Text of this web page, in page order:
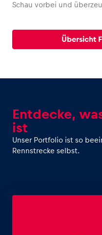
Schau vorbei und
Übersicht
Entdecke,
ist
Unser Portfolio ist so
Rennstrecke selbst.